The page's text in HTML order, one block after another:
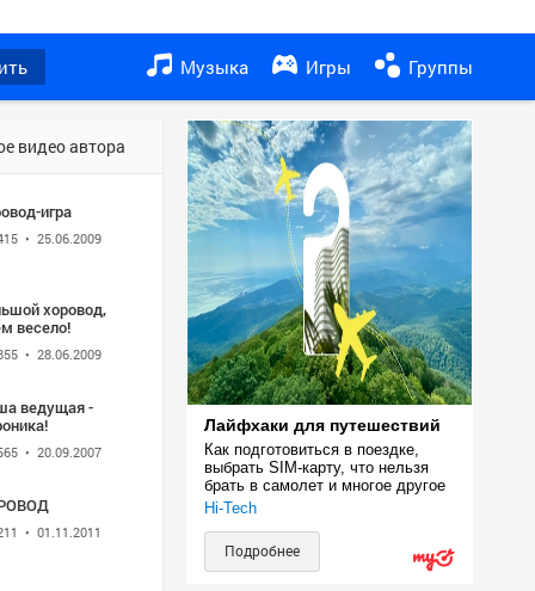
Музыка Игры Группы
видео автора
игра
• 25.06.2009
хоровод,
весело!
• 28.06.2009
ведущая -
• 20.09.2007
• 01.11.2011
Лайфхаки для путешествий
Как подготовиться в поездке,
выбрать SIM-карту, что нельзя
брать в самолет и многое другое
Hi-Tech
Подробнее